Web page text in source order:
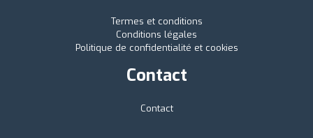
Termes et conditions
Conditions légales
Politique de confidentialité et cookies
Contact
Contact